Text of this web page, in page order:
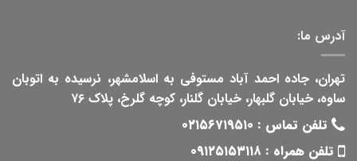
آدرس ما:
تهران، جاده احمد آباد مستوفی به اسلامشهر، نرسیده به اتوبان
ساوه، خیابان گلبهار، خیابان گلنار، کوچه گلرخ، پلاک ۷۶
تلفن تماس : ۰۲۱۵۶۷۱۹۵۱۰
تلفن همراه : ۰۹۱۲۵۱۵۳۱۱۸